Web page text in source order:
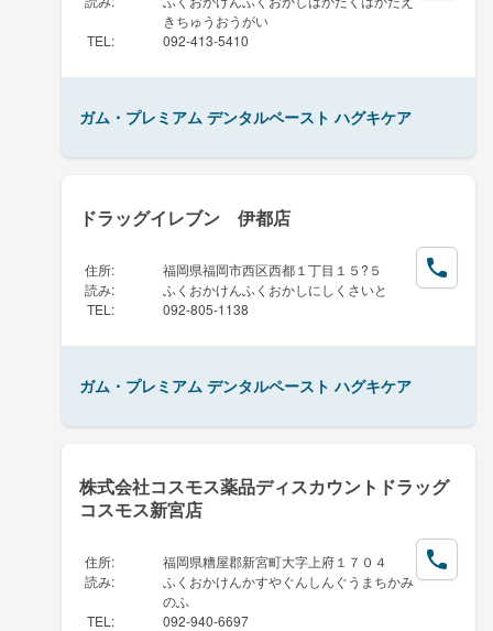
きちゅうおうがい
TEL : 092-413-5410
ガム・プレミアム デンタルペースト ハグキケア
ドラッグイレブン 伊都店
住所:
福岡県福岡市西区西都１丁目１５?５
読み:
ふくおかけんふくおかしにしくさいと
TEL : 092-805-1138
ガム・プレミアム デンタルペースト ハグキケア
株式会社コスモス薬品ディスカウントドラッグ
コスモス新宮店
住所:
福岡県糟屋郡新宮町大字上府１７０４
読み:
ふくおかけんかすやぐんしんぐうまちかみ
のふ
TEL : 092-940-6697